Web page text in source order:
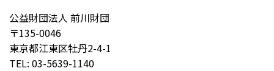
公益財団法人 前川財団
〒135-0046
東京都江東区牡丹2-4-1
TEL: 03-5639-1140